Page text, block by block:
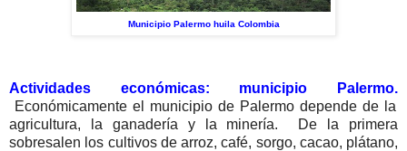
Municipio Palermo huila Colombia
Actividades económicas:
municipio Palermo.
Económicamente el municipio de Palermo depende de la
agricultura, la ganadería y la minería. De la primera
sobresalen los cultivos de arroz, café, sorgo, cacao, plátano,